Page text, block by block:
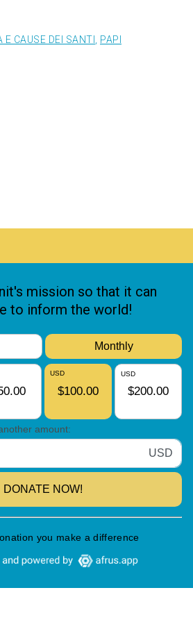
E CAUSE DEI SANTI PAPI